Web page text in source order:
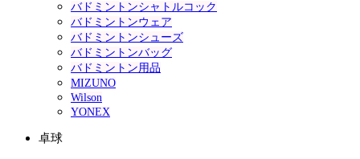
バドミントンシャトルコック
バドミントンウェア
バドミントンシューズ
バドミントンバッグ
バドミントン用品
MIZUNO
Wilson
YONEX
卓球